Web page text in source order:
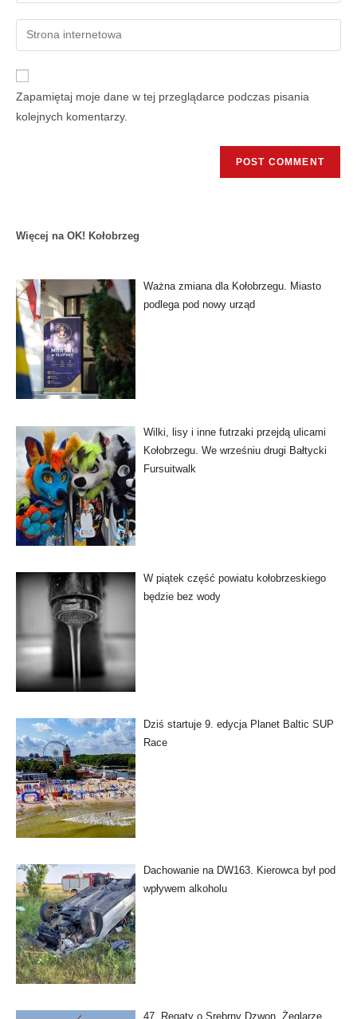
Zapamiętaj moje dane w tej przeglądarce podczas pisania
kolejnych komentarzy.
Więcej na OK! Kołobrzeg
Ważna zmiana dla Kołobrzegu. Miasto
podlega pod nowy urząd
Wilki, lisy i inne futrzaki przejdą ulicami
Kołobrzegu. We wrześniu drugi Bałtycki
Fursuitwalk
W piątek część powiatu kołobrzeskiego
będzie bez wody
Dziś startuje 9. edycja Planet Baltic SUP
Race
Dachowanie na DW163. Kierowca był pod
wpływem alkoholu
47. Regaty o Srebrny Dzwon. Żeglarze